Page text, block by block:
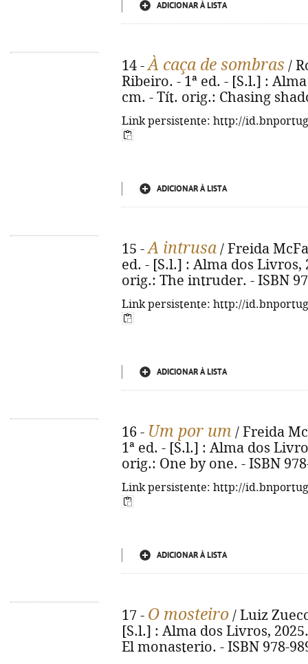
ADICIONAR À LISTA
14 -À caça de sombras /
Ribeiro. - 1ª ed. - [S.l.] :
cm. - Tít. orig.: Chasing
Link persistente: http://
ADICIONAR À LISTA
15 -A intrusa / Freida
ed. - [S.l.] : Alma dos Livros,
orig.: The intruder. - ISBN
Link persistente: http://
ADICIONAR À LISTA
16 - Um por um / Freida
1ª ed. - [S.l.] : Alma dos
orig.: One by one. - ISBN
Link persistente: http://
ADICIONAR À LISTA
17 - O mosteiro / Luiz
[S.l.] : Alma dos Livros,
El monasterio. - ISBN 978-